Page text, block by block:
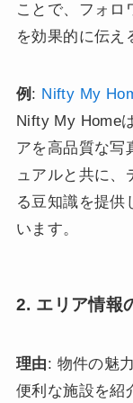
ことで、フォロ
を効果的に伝え
例 : Nifty My
Nifty My Home
アを高品質な写
ュアルと共に、
る豆知識を提供
います。
2. エリア情報
理由: 物件の魅
便利な施設を紹